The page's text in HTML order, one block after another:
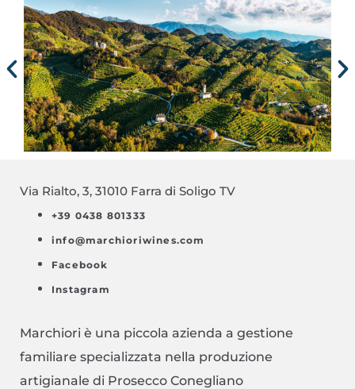
Via Rialto, 3, 31010 Farra di Soligo TV
+39 0438 801333
info@marchioriwines.com
Facebook
Instagram
Marchiori è una piccola azienda a gestione
familiare specializzata nella produzione
artigianale di Prosecco Conegliano